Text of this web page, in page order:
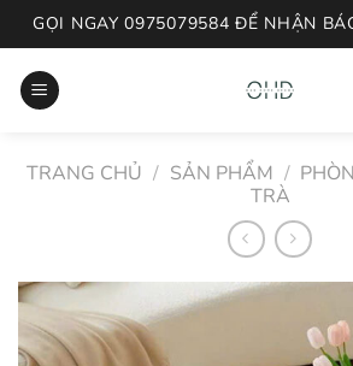
Skip
to
content
GỌI NGAY 0975079584 ĐỂ NHẬN
TRANG CHỦ / SẢN PHẨM /
TRÀ